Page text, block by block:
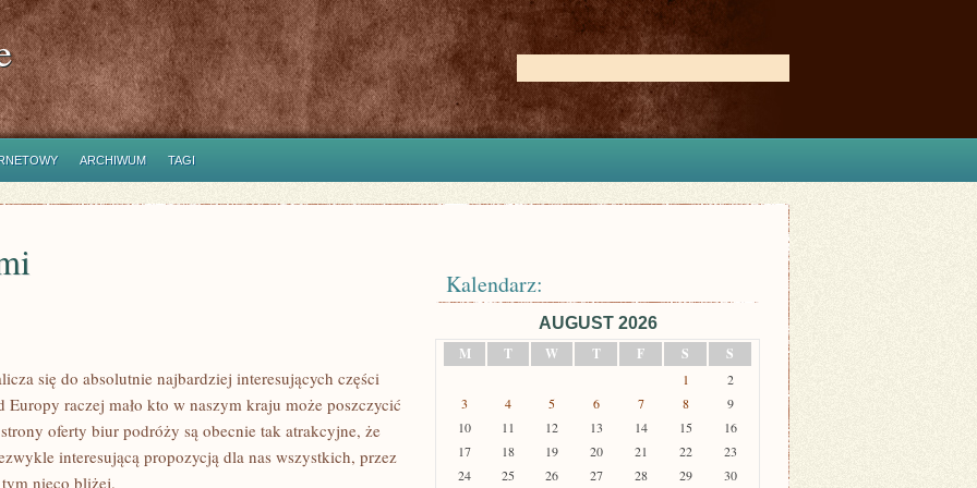
ARCHIWUM TAGI
się do absolutnie najbardziej interesujących części
Europy raczej mało kto w naszym kraju może poszczycić
oferty biur podróży są obecnie tak atrakcyjne, że
interesującą propozycją dla nas wszystkich, przez
nieco bliżej.
Kalendarz:
AUGUST 2026
M
T W T F S S
1
2
3
4 5 6 7 8
9
10
11 12 13 14 15
16
17
18 19 20 21 22
23
24
25 26 27 28 29
30